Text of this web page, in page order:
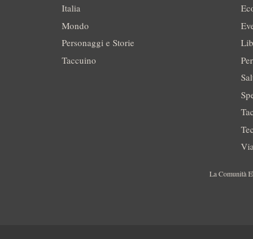
Italia
Mondo
Personaggi e Storie
Taccuino
La Comunità